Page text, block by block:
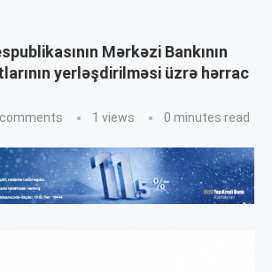
Mərkəzi Bankının
yerləşdirilməsi üzrə hərrac
1 views 0 minutes read